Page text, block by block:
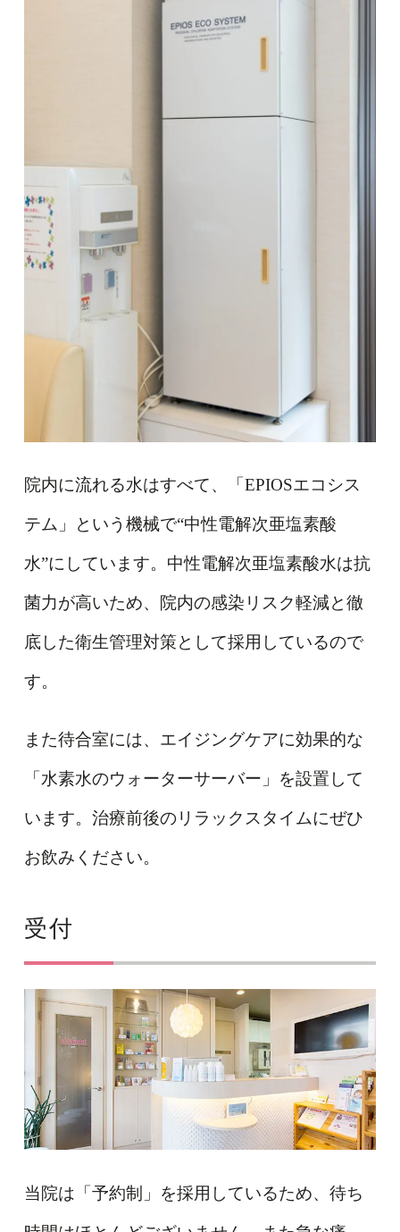
院内に流れる水はすべて、「EPIOSエコシス
テム」という機械で“中性電解次亜塩素酸
水”にしています。中性電解次亜塩素酸水は抗
菌力が高いため、院内の感染リスク軽減と徹
底した衛生管理対策として採用しているので
す。
また待合室には、エイジングケアに効果的な
「水素水のウォーターサーバー」を設置して
います。治療前後のリラックスタイムにぜひ
お飲みください。
受付
当院は「予約制」を採用しているため、待ち